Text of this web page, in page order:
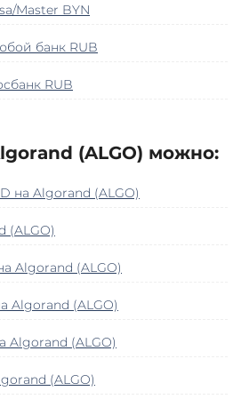
Master BYN
банк RUB
RUB
(ALGO) можно:
на Algorand (ALGO)
(ALGO)
Algorand (ALGO)
Algorand (ALGO)
Algorand (ALGO)
(ALGO)